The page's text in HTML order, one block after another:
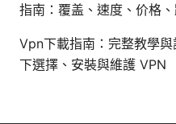
指南：覆盖、速度、价格
Vpn下載指南：完整教學
下選擇、安裝與維護 VPN